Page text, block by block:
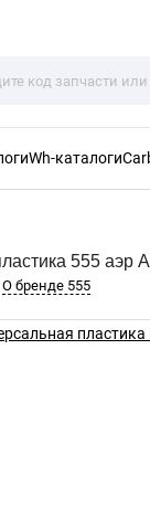
Wh-каталоги
555 аэр
О бренде 555